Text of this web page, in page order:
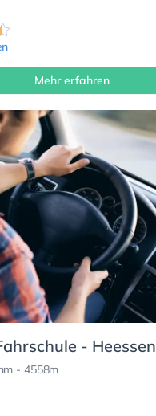
Mehr erfahren
- Heessen
- 4558m